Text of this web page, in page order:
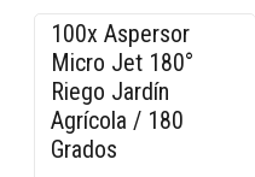
-15% OFF
100x Aspersor
Micro Jet 180°
Riego Jardín
Agrícola / 180
Grados